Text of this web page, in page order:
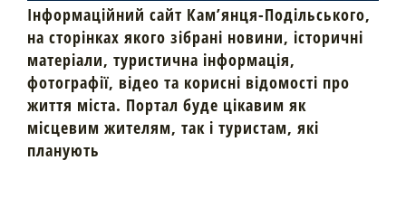
Інформаційний сайт Кам’янця-Подільського,
на сторінках якого зібрані новини, історичні
матеріали, туристична інформація,
фотографії, відео та корисні відомості про
життя міста. Портал буде цікавим як
місцевим жителям, так і туристам, які
планують